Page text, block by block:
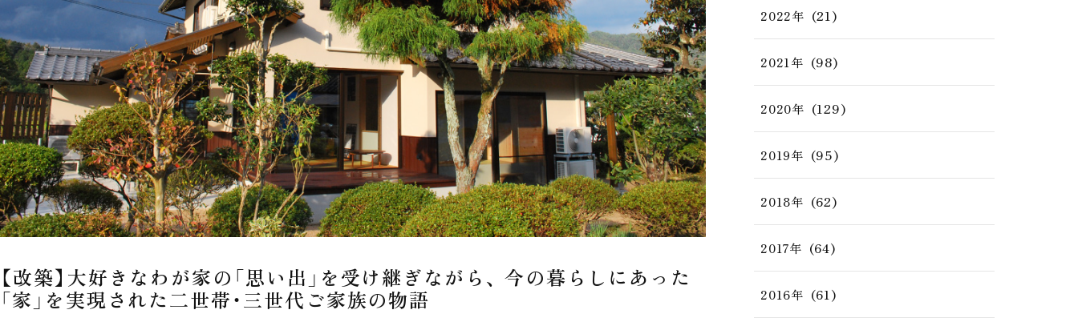
【改築】大好きなわが家の「思い出」を受け継ぎながら、 今の暮らしにあった
「家」を実現された二世帯・三世代ご家族の物語
2022年 (21)
2021年 (98)
2020年 (129)
2019年 (95)
2018年 (62)
2017年 (64)
2016年 (61)